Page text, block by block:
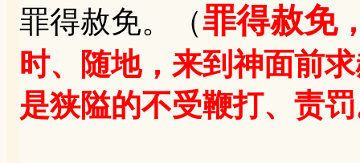
罪得赦免。（罪得赦免
时、随地，来到神面前
是狭隘的不受鞭打、责